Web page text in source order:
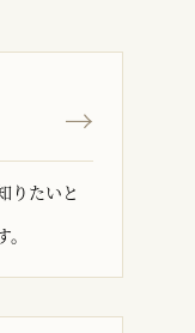
りたいと